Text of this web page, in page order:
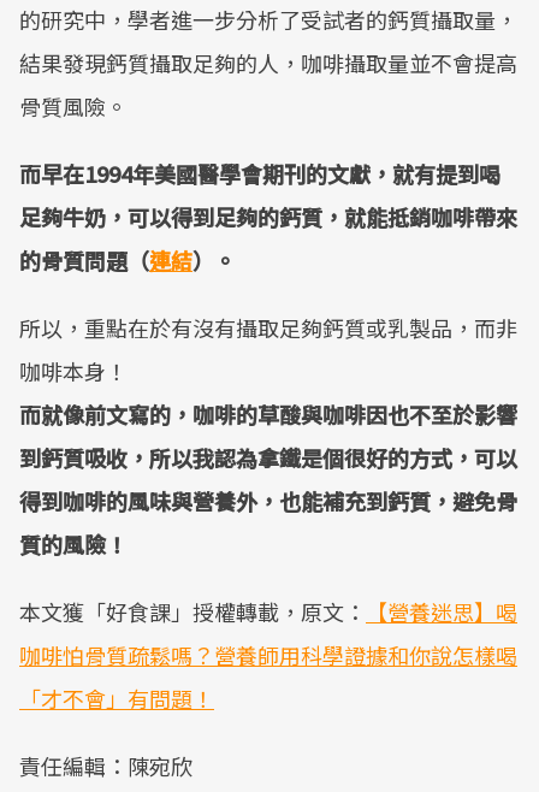
的研究中，學者進一步分析了受試者的鈣質攝取量，
結果發現鈣質攝取足夠的人，咖啡攝取量並不會提高
骨質風險。
而早在1994年美國醫學會期刊的文獻，就有提到喝
足夠牛奶，可以得到足夠的鈣質，就能抵銷咖啡帶來
的骨質問題（連結）。
所以，重點在於有沒有攝取足夠鈣質或乳製品，而非
咖啡本身！
而就像前文寫的，咖啡的草酸與咖啡因也不至於影響
到鈣質吸收，所以我認為拿鐵是個很好的方式，可以
得到咖啡的風味與營養外，也能補充到鈣質，避免骨
質的風險！
本文獲「好食課」授權轉載，原文：
【營養迷思】喝
咖啡怕骨質疏鬆嗎？營養師用科學證據和你說怎樣喝
「才不會」有問題！
責任編輯：陳宛欣